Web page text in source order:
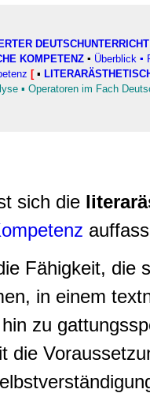
DEUTSCHUNTERRICHT
KOMPETENZ ▪ Überblick ▪
[ ▪
▪ Operatoren im Fach
sich die
Fähigkeit, die
in einem
zu
die